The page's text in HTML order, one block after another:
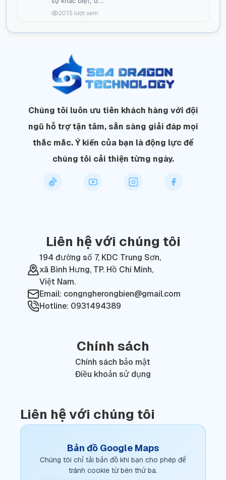
2015 lượt xem
Chúng tôi luôn ưu tiên khách hàng với đội
ngũ hỗ trợ tận tâm, sẵn sàng giải đáp mọi
thắc mắc. Ý kiến của bạn là động lực để
chúng tôi cải thiện từng ngày.
Liên hệ với chúng tôi
194 đường số 7, KDC Trung Sơn,
xã Bình Hưng, TP. Hồ Chí Minh,
Việt Nam.
Email: congngherongbien@gmail.com
Hotline: 0931494389
Chính sách
Chính sách bảo mật
Điều khoản sử dụng
Liên hệ với chúng tôi
Bản đồ Google Maps
Chúng tôi chỉ tải bản đồ khi bạn cho phép để
tránh cookie từ bên thứ ba.